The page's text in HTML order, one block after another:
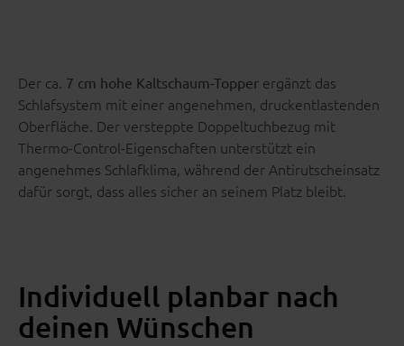
Der ca. 7 cm hohe Kaltschaum-Topper ergänzt das
Schlafsystem mit einer angenehmen, druckentlastenden
Oberfläche. Der versteppte Doppeltuchbezug mit
Thermo-Control-Eigenschaften unterstützt ein
angenehmes Schlafklima, während der Antirutscheinsatz
dafür sorgt, dass alles sicher an seinem Platz bleibt.
Individuell planbar nach
deinen Wünschen